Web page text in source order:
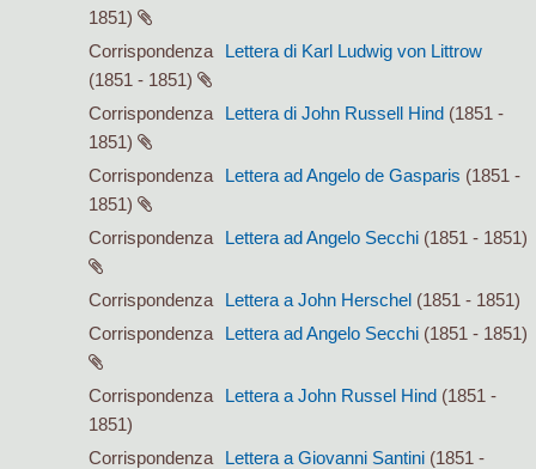
1851)
Corrispondenza
Lettera di Karl Ludwig von Littrow
(1851 - 1851)
Corrispondenza
Lettera di John Russell Hind (1851 -
1851)
Corrispondenza
Lettera ad Angelo de Gasparis (1851 -
1851)
Corrispondenza
Lettera ad Angelo Secchi (1851 - 1851)
Corrispondenza Lettera a John Herschel (1851 - 1851)
Corrispondenza
Lettera ad Angelo Secchi (1851 - 1851)
Corrispondenza Lettera a John Russel Hind (1851 -
1851)
Corrispondenza
Lettera a Giovanni Santini (1851 -